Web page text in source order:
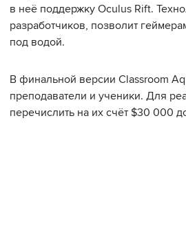
в неё поддержку Oculus Rift.
разработчиков, позволит
под водой.
В финальной версии Classroom
преподаватели и ученики. Для
перечислить на их счёт $30 000